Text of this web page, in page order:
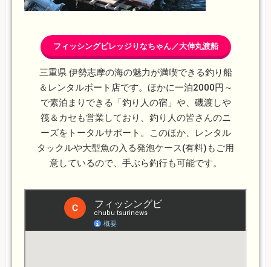
フィッシングビレッジりなちゃん／大伸丸渡船
三重県 伊勢志摩の海の魅力が満喫できる釣り船
＆レンタルボート店です。ほかに一泊2000円～
で素泊まりできる「釣り人の宿」や、磯渡しや
筏＆カセも営業しており、釣り人の皆さんのニ
ーズをトータルサポート。このほか、レンタル
タックルや大型魚の入る発泡ケース(有料)もご用
意しているので、手ぶら釣行も可能です。